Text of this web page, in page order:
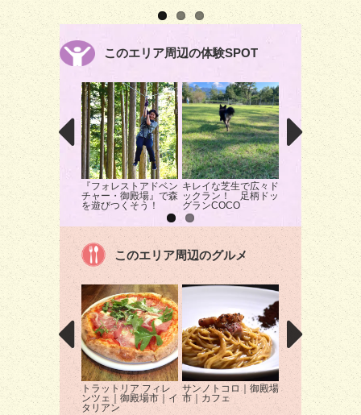
このエリア周辺の体験SPOT
『フォレストアドベン
チャー・御殿場』で森
を遊びつくそう！
キレイな芝生で広々ド
ックラン！ 足柄ドッ
グランCOCO
頂上制圧！天空
アスレチックを
このエリア周辺のグルメ
トラットリア フィレ
ンツェ｜御殿場市｜イ
タリアン
サンノトコロ｜御殿場
市｜カフェ
かぼちゃのNABE
殿場市｜洋食